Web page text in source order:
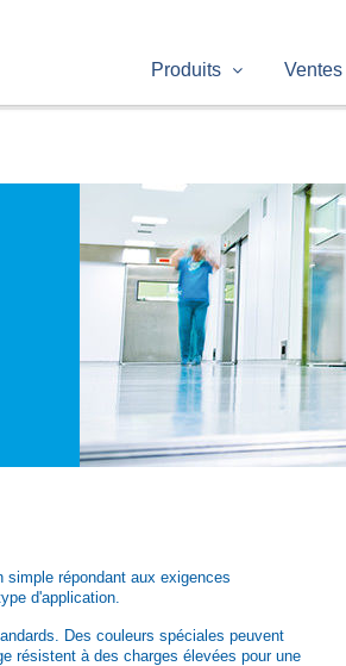
Produits Ventes
répondant aux exigences
d'application.
Des couleurs spéciales peuvent
résistent à des charges élevées pour une